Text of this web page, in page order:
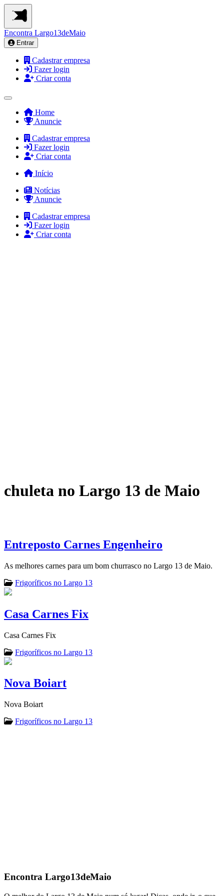
Encontra Largo13deMaio
Entrar
Cadastrar empresa
Fazer login
Criar conta
Home
Anuncie
Cadastrar empresa
Fazer login
Criar conta
Início
Notícias
Anuncie
Cadastrar empresa
Fazer login
Criar conta
chuleta no Largo 13 de Maio
Entreposto Carnes Engenheiro
As melhores carnes para um bom churrasco no Largo 13 de Maio.
Frigoríficos no Largo 13
Casa Carnes Fix
Casa Carnes Fix
Frigoríficos no Largo 13
Nova Boiart
Nova Boiart
Frigoríficos no Largo 13
Encontra Largo13deMaio